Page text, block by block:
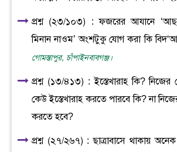
প্রশ্ন (২৩/১০৩) : ফজরের আযানে
মিনান নাওম’ অংশটুকু যোগ করা কি
গোমস্তাপুর, চাঁপাইনবাবগঞ্জ।
প্রশ্ন (১৩/৪১৩) : ইস্তেখারাহ কি?
কেউ ইস্তেখারাহ করতে পারবে কি? না
করতে হবে?
প্রশ্ন (২৭/২৬৭) : ছাত্রাবাসে থাকায়